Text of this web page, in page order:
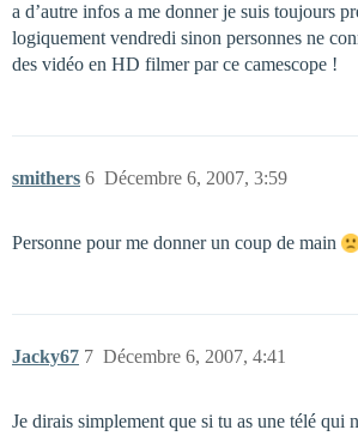
a d’autre infos a me donner je suis toujours
logiquement vendredi sinon personnes ne
des vidéo en HD filmer par ce camescope !
smithers Décembre 6, 2007, 3:59
6
Personne pour me donner un coup de main
Jacky67 Décembre 6, 2007, 4:41
7
Je dirais simplement que si tu as une télé qui